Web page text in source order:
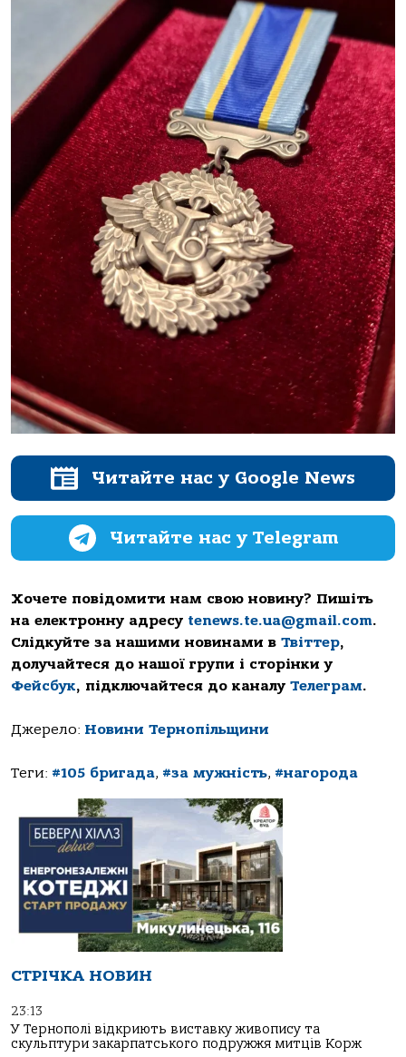
Читайте нас у Google News
Читайте нас у Telegram
Хочете повідомити нам свою новину? Пишіть
на електронну адресу tenews.te.ua@gmail.com.
Слідкуйте за нашими новинами в Твіттер,
долучайтеся до нашої групи і сторінки у
Фейсбук, підключайтеся до каналу Телеграм.
Джерело: Новини Тернопільщини
Теги: #105 бригада, #за мужність, #нагорода
СТРІЧКА НОВИН
23:13
У Тернополі відкриють виставку живопису та
скульптури закарпатського подружжя митців Корж